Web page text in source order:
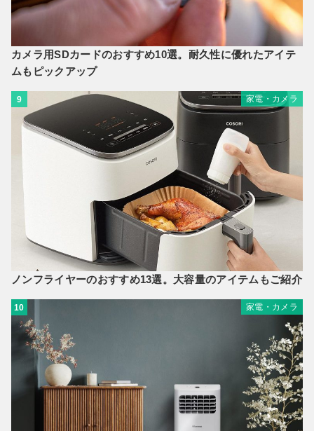
カメラ用SDカードのおすすめ10選。耐久性に優れたアイテ
ムもピックアップ
9 家電・カメラ
ノンフライヤーのおすすめ13選。大容量のアイテムもご紹介
10 家電・カメラ